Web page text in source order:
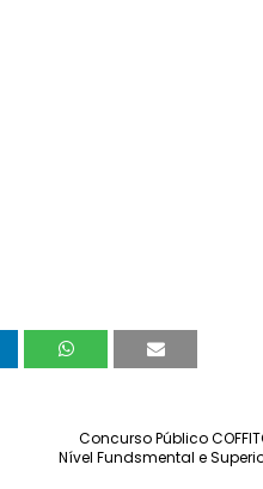
Concurso Público
Nível Fundsmental e